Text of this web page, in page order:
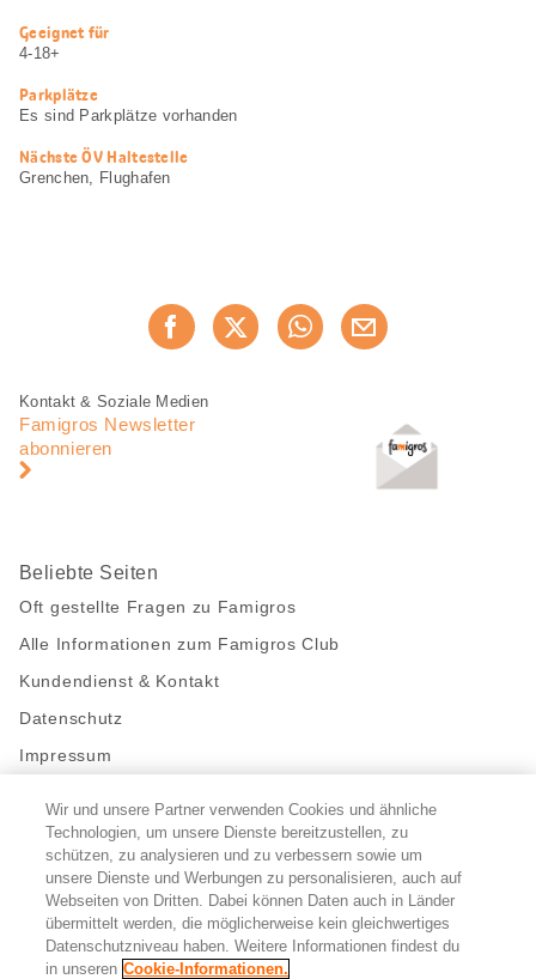
Nützliche
Informationen
Geeignet für
4-18+
Parkplätze
Es sind Parkplätze vorhanden
Nächste ÖV Haltestelle
Grenchen, Flughafen
Jetzt weiterempfehlen
Fusszeile
Fusszeile
Navigation
Kontakt & Soziale Medien
Famigros Newsletter
abonnieren
Beliebte Seiten
Oft gestellte Fragen zu Famigros
Alle Informationen zum Famigros Club
Kundendienst & Kontakt
Datenschutz
Impressum
Bleibe mit uns in Kontakt
Facebook
https://twitter.com/migros
https://www.youtube.com/user/
PinterestInstagram
Cookie-Einstellungen
Wir und unsere Partner verwenden Cookies und ähnliche
Technologien, um unsere Dienste bereitzustellen, zu
schützen, zu analysieren und zu verbessern sowie um
unsere Dienste und Werbungen zu personalisieren, auch auf
Webseiten von Dritten. Dabei können Daten auch in Länder
übermittelt werden, die möglicherweise kein gleichwertiges
Datenschutzniveau haben. Weitere Informationen findest du
in unseren Cookie-Informationen.